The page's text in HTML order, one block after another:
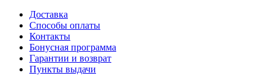
Доставка
Способы оплаты
Контакты
Бонусная программа
Гарантии и возврат
Пункты выдачи